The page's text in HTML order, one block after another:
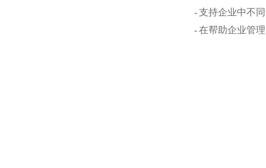
- 支持企业中不
- 在帮助企业管